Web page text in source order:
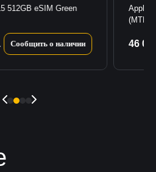
512GB eSIM Green
Сообщить о наличии
Apple
46